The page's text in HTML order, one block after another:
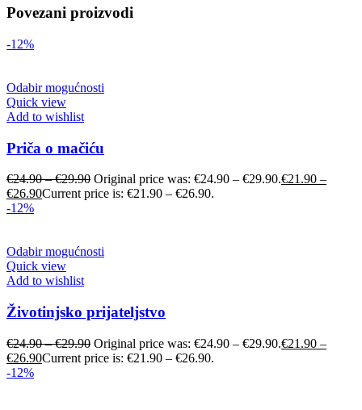
Povezani proizvodi
-12%
Odabir mogućnosti
Quick view
Add to wishlist
Priča o mačiću
€24.90–€29.90 Original price was: €24.90 – €29.90.€21.90 –
€26.90Current price is: €21.90 – €26.90.
-12%
Odabir mogućnosti
Quick view
Add to wishlist
Životinjsko prijateljstvo
€24.90–€29.90 Original price was: €24.90 – €29.90.€21.90 –
€26.90Current price is: €21.90 – €26.90.
-12%